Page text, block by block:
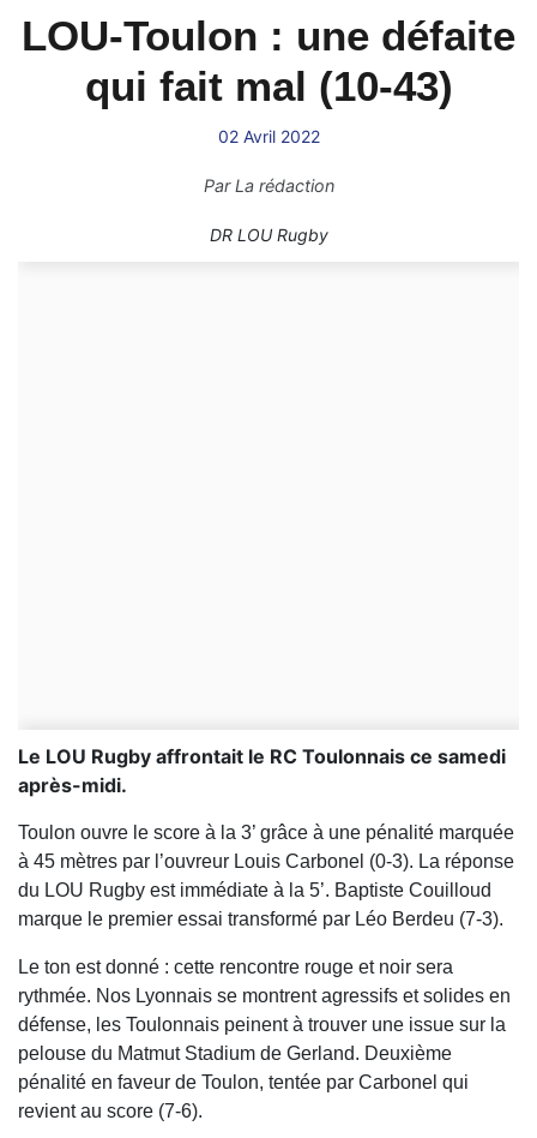
LOU-Toulon : une défaite
qui fait mal (10-43)
02 Avril 2022
ParLa rédaction
DR LOU Rugby
Le LOU Rugby affrontait le RC Toulonnais ce samedi
après-midi.
Toulon ouvre le score à la 3’ grâce à une pénalité marquée
à 45 mètres par l’ouvreur Louis Carbonel (0-3). La réponse
du LOU Rugby est immédiate à la 5’. Baptiste Couilloud
marque le premier essai transformé par Léo Berdeu (7-3).
Le ton est donné : cette rencontre rouge et noir sera
rythmée. Nos Lyonnais se montrent agressifs et solides en
défense, les Toulonnais peinent à trouver une issue sur la
pelouse du Matmut Stadium de Gerland. Deuxième
pénalité en faveur de Toulon, tentée par Carbonel qui
revient au score (7-6).